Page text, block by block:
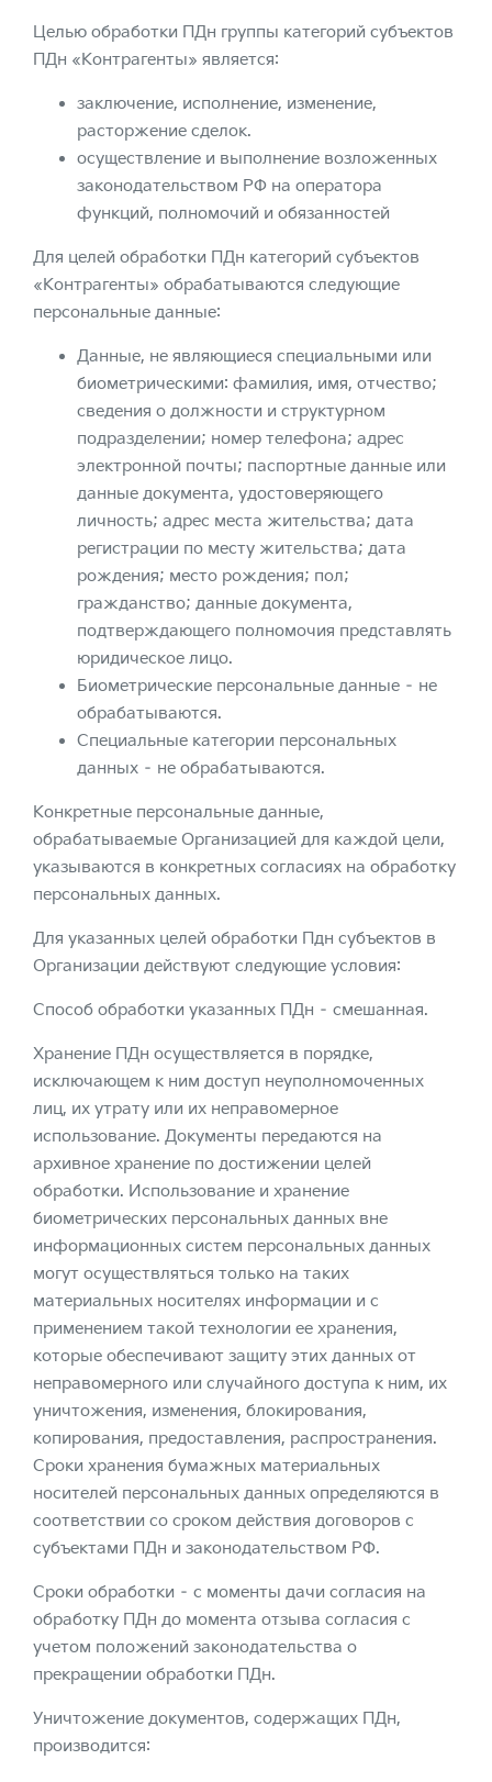
Целью обработки ПДн группы категорий субъектов
ПДн «Контрагенты» является:
заключение, исполнение, изменение,
расторжение сделок.
осуществление и выполнение возложенных
законодательством РФ на оператора
функций, полномочий и обязанностей
Для целей обработки ПДн категорий субъектов
«Контрагенты» обрабатываются следующие
персональные данные:
Данные, не являющиеся специальными или
биометрическими: фамилия, имя, отчество;
сведения о должности и структурном
подразделении; номер телефона; адрес
электронной почты; паспортные данные или
данные документа, удостоверяющего
личность; адрес места жительства; дата
регистрации по месту жительства; дата
рождения; место рождения; пол;
гражданство; данные документа,
подтверждающего полномочия представлять
юридическое лицо.
Биометрические персональные данные – не
обрабатываются.
Специальные категории персональных
данных – не обрабатываются.
Конкретные персональные данные,
обрабатываемые Организацией для каждой цели,
указываются в конкретных согласиях на обработку
персональных данных.
Для указанных целей обработки Пдн субъектов в
Организации действуют следующие условия:
Способ обработки указанных ПДн – смешанная.
Хранение ПДн осуществляется в порядке,
исключающем к ним доступ неуполномоченных
лиц, их утрату или их неправомерное
использование. Документы передаются на
архивное хранение по достижении целей
обработки. Использование и хранение
биометрических персональных данных вне
информационных систем персональных данных
могут осуществляться только на таких
материальных носителях информации и с
применением такой технологии ее хранения,
которые обеспечивают защиту этих данных от
неправомерного или случайного доступа к ним, их
уничтожения, изменения, блокирования,
копирования, предоставления, распространения.
Сроки хранения бумажных материальных
носителей персональных данных определяются в
соответствии со сроком действия договоров с
субъектами ПДн и законодательством РФ.
Сроки обработки – с моменты дачи согласия на
обработку ПДн до момента отзыва согласия с
учетом положений законодательства о
прекращении обработки ПДн.
Уничтожение документов, содержащих ПДн,
производится: